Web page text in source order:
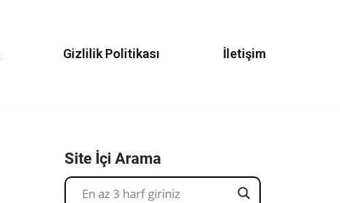
Gizlilik Politikası İletişim
Site İçi Arama